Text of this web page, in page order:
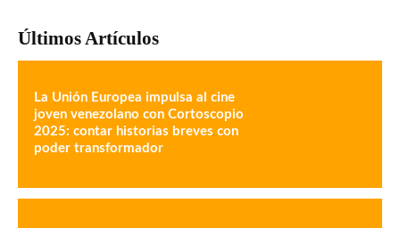
Últimos Artículos
La Unión Europea impulsa al cine
joven venezolano con Cortoscopio
2025: contar historias breves con
poder transformador